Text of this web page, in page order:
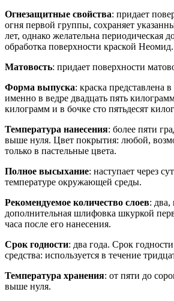
Огнезащитные свойства: придает
огня первой группы, сохраняет
лет, однако желательна периодическая
обработка поверхности краской Неомид.
Матовость: придает поверхности
Форма выпуска: краска представлена
именно в ведре двадцать пять
килограмм и в бочке сто пятьдесят
Температура нанесения: более пяти
выше нуля. Цвет покрытия: любой,
только в пастельные цвета.
Полное высыхание: наступает через
температуре окружающей среды.
Рекомендуемое количество слоев: два,
дополнительная шлифовка шкуркой
часа после его нанесения.
Срок годности: два года. Срок
средства: используется в течение
Температура хранения: от пяти до
выше нуля.